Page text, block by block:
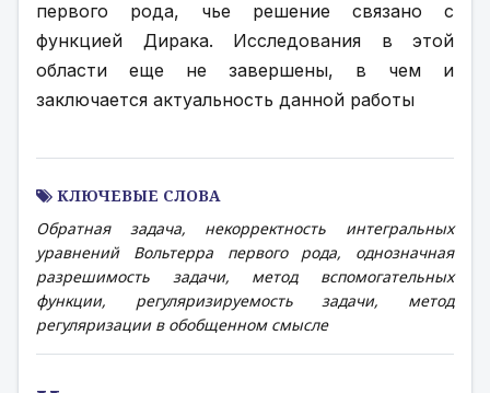
первого рода, чье решение связано с
функцией Дирака. Исследования в этой
области еще не завершены, в чем и
заключается актуальность данной работы
КЛЮЧЕВЫЕ СЛОВА
Обратная задача, некорректность интегральных
уравнений Вольтерра первого рода, однозначная
разрешимость задачи, метод вспомогательных
функции, регуляризируемость задачи, метод
регуляризации в обобщенном смысле